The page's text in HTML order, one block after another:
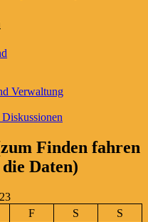
Verwaltung
Diskussionen
Finden fahren
Daten)
F S
S